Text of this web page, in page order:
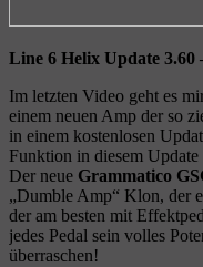
Line 6 Helix Update 3.60
Im letzten Video geht es
einem neuen Amp der so
in einem kostenlosen
Funktion in diesem
Der neue Grammatico
„Dumble Amp“ Klon, der
der am besten mit
jedes Pedal sein volles
überraschen!